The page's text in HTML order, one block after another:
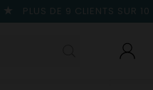
PLUS DE 9 CLIENTS SUR 10